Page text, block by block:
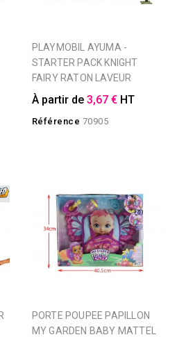
PLAYMOBIL AYUMA -
STARTER PACK KNIGHT
FAIRY RATON LAVEUR
À partir de 3,67 € HT
Référence 70905
PORTE POUPEE PAPILLON
MY GARDEN BABY MATTEL